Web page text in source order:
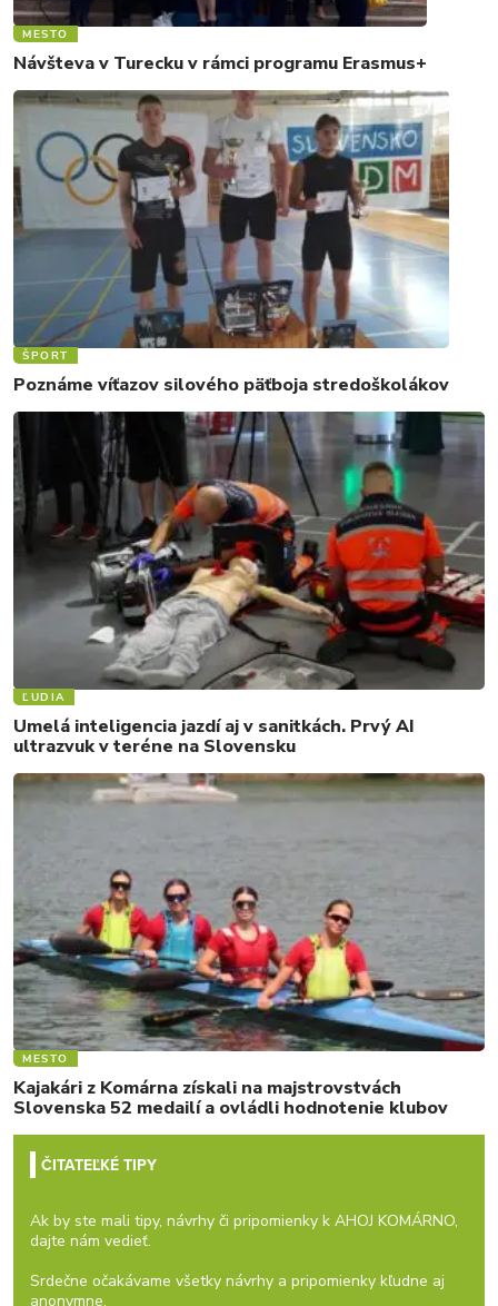
MESTO
Návšteva v Turecku v rámci programu Erasmus+
ŠPORT
Poznáme víťazov silového päťboja stredoškolákov
ĽUDIA
Umelá inteligencia jazdí aj v sanitkách. Prvý AI
ultrazvuk v teréne na Slovensku
MESTO
Kajakári z Komárna získali na majstrovstvách
Slovenska 52 medailí a ovládli hodnotenie klubov
ČITATEĽKÉ TIPY
Ak by ste mali tipy, návrhy či pripomienky k AHOJ KOMÁRNO,
dajte nám vedieť.
Srdečne očakávame všetky návrhy a pripomienky kľudne aj
anonymne.